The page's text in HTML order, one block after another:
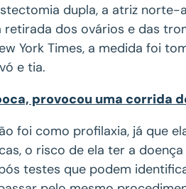
dupla, a atriz norte-
dos ovários e das
York Times, a medida foi
e tia.
provocou uma corrida
foi como profilaxia, já que
o risco de ela ter a
testes que podem